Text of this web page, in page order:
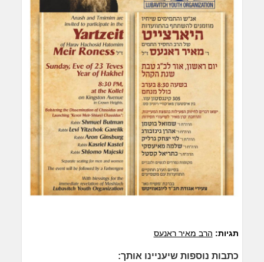
תגיות: הרב מאיר ראנעס
כתבות נוספות שיעניינו אותך: